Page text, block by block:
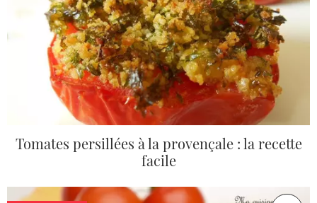
Tomates persillées à la provençale : la recette
facile